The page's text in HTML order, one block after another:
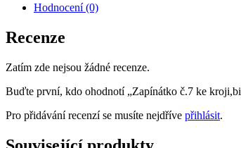
Hodnocení (0)
Recenze
Zatím zde nejsou žádné recenze.
Buďte první, kdo ohodnotí „Zapínátko č.7 ke
Pro přidávání recenzí se musíte nejdříve přihlásit.